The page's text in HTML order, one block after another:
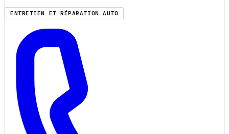
ENTRETIEN ET RÉPARATION AUTO